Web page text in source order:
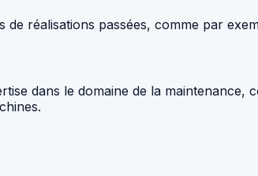
réalisations passées, comme par
dans le domaine de la maintenance,